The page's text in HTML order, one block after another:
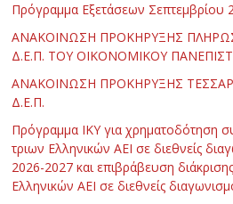
Πρόγραμμα Εξετάσεων Σεπτεμβρίου
ΑΝΑΚΟΙΝΩΣΗ ΠΡΟΚΗΡΥΞΗΣ
Δ.Ε.Π. ΤΟΥ ΟΙΚΟΝΟΜΙΚΟΥ
ΑΝΑΚΟΙΝΩΣΗ ΠΡΟΚΗΡΥΞΗΣ
Δ.Ε.Π.
Πρόγραμμα ΙΚΥ για χρηματοδότηση
τριων Ελληνικών ΑΕΙ σε διεθνείς
2026-2027 και επιβράβευση
Ελληνικών ΑΕΙ σε διεθνείς